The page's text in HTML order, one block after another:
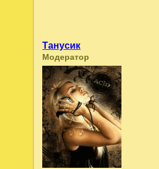
Танусик
Модератор